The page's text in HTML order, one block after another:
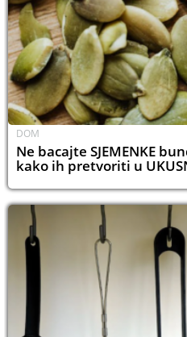
DOM
Ne bacajte SJEMENKE
kako ih pretvoriti u